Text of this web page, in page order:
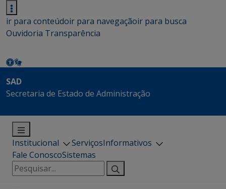
ir para conteúdoir para navegaçãoir para busca
Ouvidoria Transparência
SAD
Secretaria de Estado de Administração
Institucional ServiçosInformativos
Fale ConoscoSistemas
Pesquisar
por: